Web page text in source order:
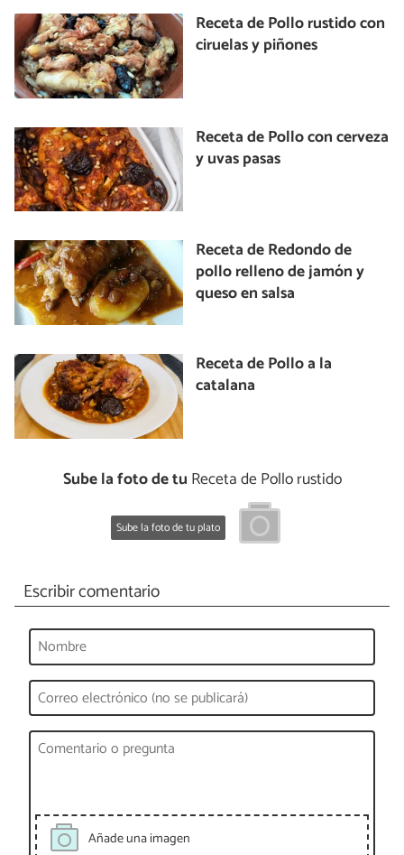
Receta de Pollo rustido con
ciruelas y piñones
Receta de Pollo con cerveza
y uvas pasas
Receta de Redondo de
pollo relleno de jamón y
queso en salsa
Receta de Pollo a la
catalana
Sube la foto de tu Receta de Pollo rustido
Sube la foto de tu plato
Escribir comentario
Añade una imagen